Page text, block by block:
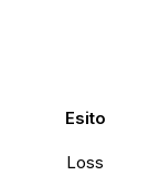
Esito
Loss